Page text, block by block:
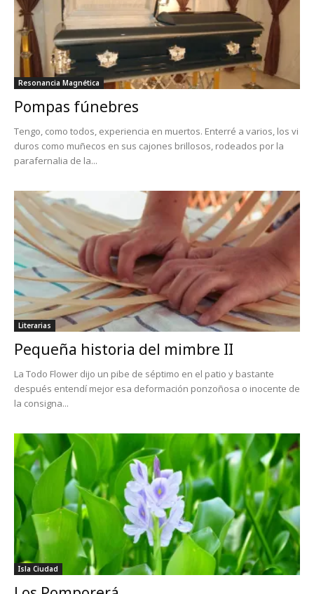
Resonancia Magnética
Pompas fúnebres
Tengo, como todos, experiencia en muertos. Enterré a varios, los vi
duros como muñecos en sus cajones brillosos, rodeados por la
parafernalia de la...
Literarias
Pequeña historia del mimbre II
La Todo Flower dijo un pibe de séptimo en el patio y bastante
después entendí mejor esa deformación ponzoñosa o inocente de
la consigna...
Isla Ciudad